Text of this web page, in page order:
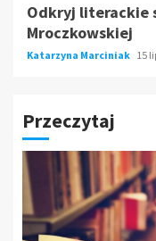
Odkryj literackie
Mroczkowskiej
Katarzyna Marciniak 15
Przeczytaj